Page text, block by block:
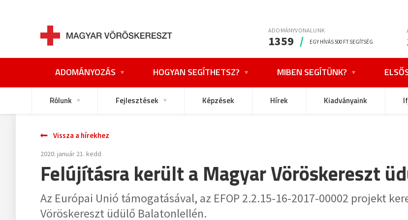
ADOMÁNYVONALUNK
1359 / EGY HÍVÁS 500 FT SEGÍTSÉG
ADOMÁNYOZÁS HOGYAN SEGÍTHETSZ? MIBEN SEGÍTÜNK?
Rólunk Fejlesztések Képzések Hírek Kiadványaink
Vissza a hírekhez
2020. január 21. kedd
Felújításra került a Magyar Vöröskereszt
Az Európai Unió támogatásával, az EFOP 2.2.15-16-2017-00002 projekt
Vöröskereszt üdülő Balatonlellén.